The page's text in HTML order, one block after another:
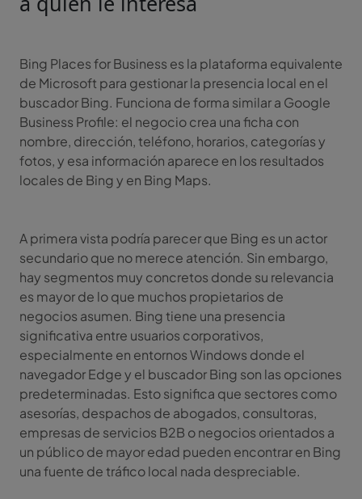
Bing Places for Business es la plataforma equivalente
de Microsoft para gestionar la presencia local en el
buscador Bing. Funciona de forma similar a Google
Business Profile: el negocio crea una ficha con
nombre, dirección, teléfono, horarios, categorías y
fotos, y esa información aparece en los resultados
locales de Bing y en Bing Maps.
A primera vista podría parecer que Bing es un actor
secundario que no merece atención. Sin embargo,
hay segmentos muy concretos donde su relevancia
es mayor de lo que muchos propietarios de
negocios asumen. Bing tiene una presencia
significativa entre usuarios corporativos,
especialmente en entornos Windows donde el
navegador Edge y el buscador Bing son las opciones
predeterminadas. Esto significa que sectores como
asesorías, despachos de abogados, consultoras,
empresas de servicios B2B o negocios orientados a
un público de mayor edad pueden encontrar en Bing
una fuente de tráfico local nada despreciable.